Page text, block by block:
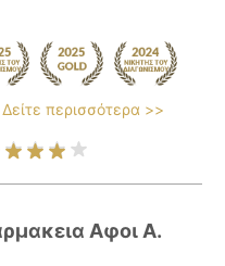
Δείτε περισσότερα >>
Αφοι Α.